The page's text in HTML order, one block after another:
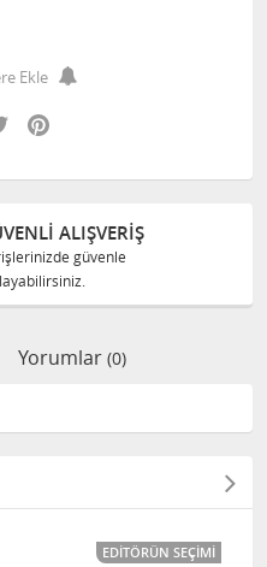
Ekle
Twitter
ALIŞVERİŞ
güvenle
Yorumlar (0)
EDITÖRÜN SEÇIMI